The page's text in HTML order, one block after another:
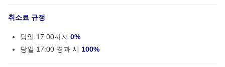
취소료 규정
당일 17:00까지 0%
당일 17:00 경과 시 100%